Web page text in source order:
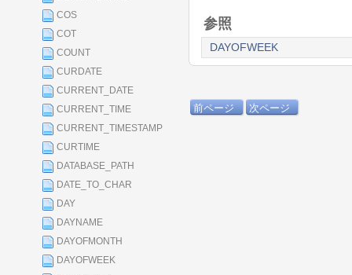
COS
COT
COUNT
CURDATE
CURRENT_DATE
CURRENT_TIME
CURRENT_TIMESTAMP
CURTIME
DATABASE_PATH
DATE_TO_CHAR
DAY
DAYNAME
DAYOFMONTH
DAYOFWEEK
参照
DAYOFWEEK
前ページ 次ページ